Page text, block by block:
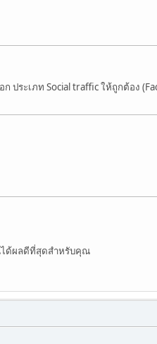
ระเภท Social traffic ให้ถูกต้อง
ได้ผลดีที่สุดสำหรับคุณ